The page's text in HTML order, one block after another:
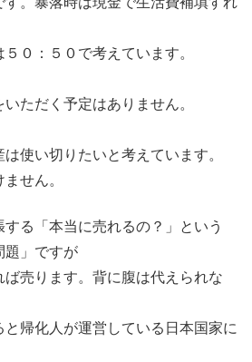
０：５０で考えています。
ただく予定はありません。
使い切りたいと考えています。
せん。
る「本当に売れるの？」という
題」ですが
売ります。背に腹は代えられな
帰化人が運営している日本国家に